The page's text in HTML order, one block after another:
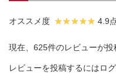
オススメ度 4.9
現在、625件のレビューが投
レビューを投稿するにはロ